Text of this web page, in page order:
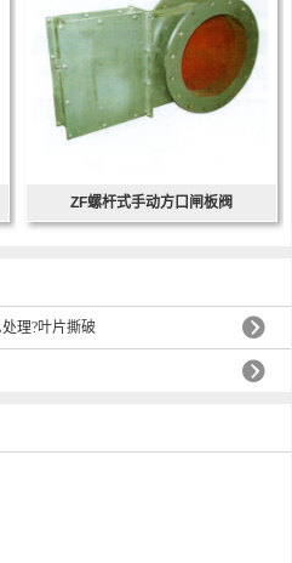
ZF螺杆式手动方口闸板阀
理?叶片撕破